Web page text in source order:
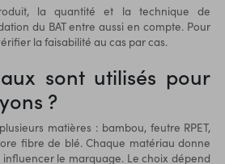
la quantité et la technique de
du BAT entre aussi en compte. Pour
la faisabilité au cas par cas.
sont utilisés pour
?
matières : bambou, feutre RPET,
fibre de blé. Chaque matériau donne
le marquage. Le choix dépend